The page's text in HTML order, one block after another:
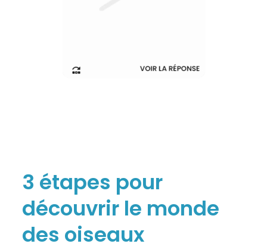
3 étapes pour
découvrir le monde
des oiseaux